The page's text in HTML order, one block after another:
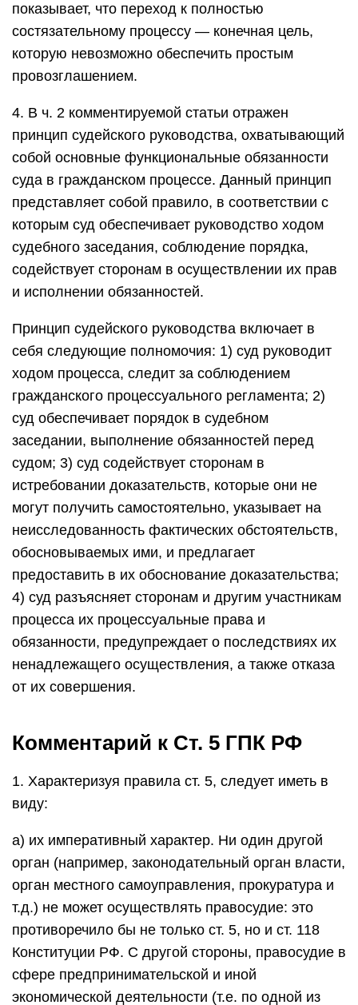
показывает, что переход к полностью
состязательному процессу — конечная цель,
которую невозможно обеспечить простым
провозглашением.
4. В ч. 2 комментируемой статьи отражен
принцип судейского руководства, охватывающий
собой основные функциональные обязанности
суда в гражданском процессе. Данный принцип
представляет собой правило, в соответствии с
которым суд обеспечивает руководство ходом
судебного заседания, соблюдение порядка,
содействует сторонам в осуществлении их прав
и исполнении обязанностей.
Принцип судейского руководства включает в
себя следующие полномочия: 1) суд руководит
ходом процесса, следит за соблюдением
гражданского процессуального регламента; 2)
суд обеспечивает порядок в судебном
заседании, выполнение обязанностей перед
судом; 3) суд содействует сторонам в
истребовании доказательств, которые они не
могут получить самостоятельно, указывает на
неисследованность фактических обстоятельств,
обосновываемых ими, и предлагает
предоставить в их обоснование доказательства;
4) суд разъясняет сторонам и другим участникам
процесса их процессуальные права и
обязанности, предупреждает о последствиях их
ненадлежащего осуществления, а также отказа
от их совершения.
Комментарий к Ст. 5 ГПК РФ
1. Характеризуя правила ст. 5, следует иметь в
виду:
а) их императивный характер. Ни один другой
орган (например, законодательный орган власти,
орган местного самоуправления, прокуратура и
т.д.) не может осуществлять правосудие: это
противоречило бы не только ст. 5, но и ст. 118
Конституции РФ. С другой стороны, правосудие в
сфере предпринимательской и иной
экономической деятельности (т.е. по одной из